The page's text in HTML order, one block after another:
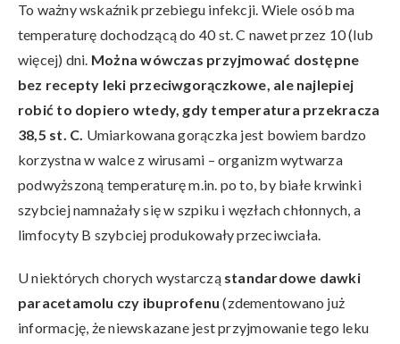
To ważny wskaźnik przebiegu infekcji. Wiele osób ma
temperaturę dochodzącą do 40 st. C nawet przez 10 (lub
więcej) dni. Można wówczas przyjmować dostępne
bez recepty leki przeciwgorączkowe, ale najlepiej
robić to dopiero wtedy, gdy temperatura przekracza
38,5 st. C. Umiarkowana gorączka jest bowiem bardzo
korzystna w walce z wirusami – organizm wytwarza
podwyższoną temperaturę m.in. po to, by białe krwinki
szybciej namnażały się w szpiku i węzłach chłonnych, a
limfocyty B szybciej produkowały przeciwciała.
U niektórych chorych wystarczą standardowe dawki
paracetamolu czy ibuprofenu (zdementowano już
informację, że niewskazane jest przyjmowanie tego leku